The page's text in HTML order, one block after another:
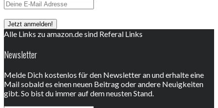
Alle Links zu amazon.de sind Referal Links
Newsletter
Melde Dich kostenlos für den Newsletter an und erhalte eine
Mail sobald es einen neuen Beitrag oder andere Neuigkeiten
gibt. So bist du immer auf dem neusten Stand.